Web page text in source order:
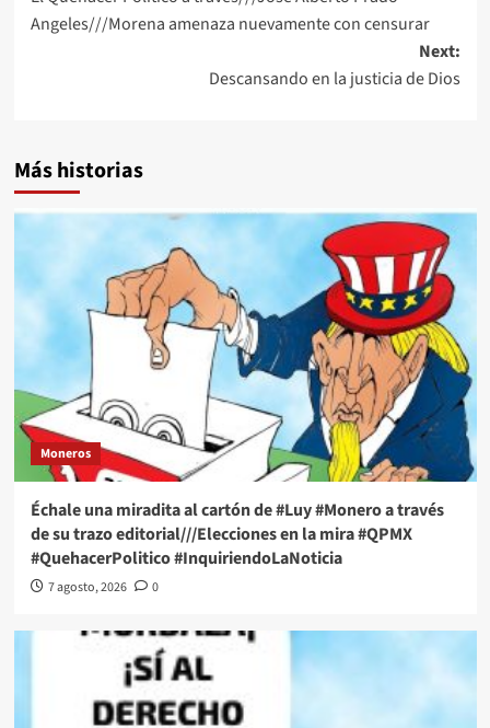
navigation
Angeles///Morena amenaza nuevamente con censurar
Next:
Descansando en la justicia de Dios
Más historias
Moneros
Échale una miradita al cartón de #Luy #Monero a través
de su trazo editorial///Elecciones en la mira #QPMX
#QuehacerPolitico #InquiriendoLaNoticia
7 agosto, 2026 0